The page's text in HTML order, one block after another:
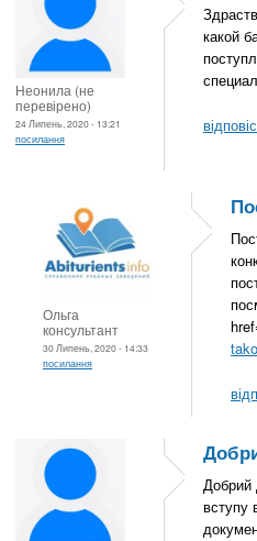
Неонила (не
перевірено)
24 Липень, 2020 - 13:21
посилання
какой
Ольга
консультант
30 Липень, 2020 - 14:33
посилання
Добрий
вступу